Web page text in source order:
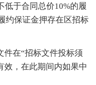
于合同总价10%的履
约保证金押存在区招标
在“招标文件投标须
效，在此期间内如果中